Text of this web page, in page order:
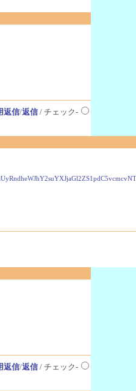
返信/返信/ チェック-
返信/返信/ チェック-